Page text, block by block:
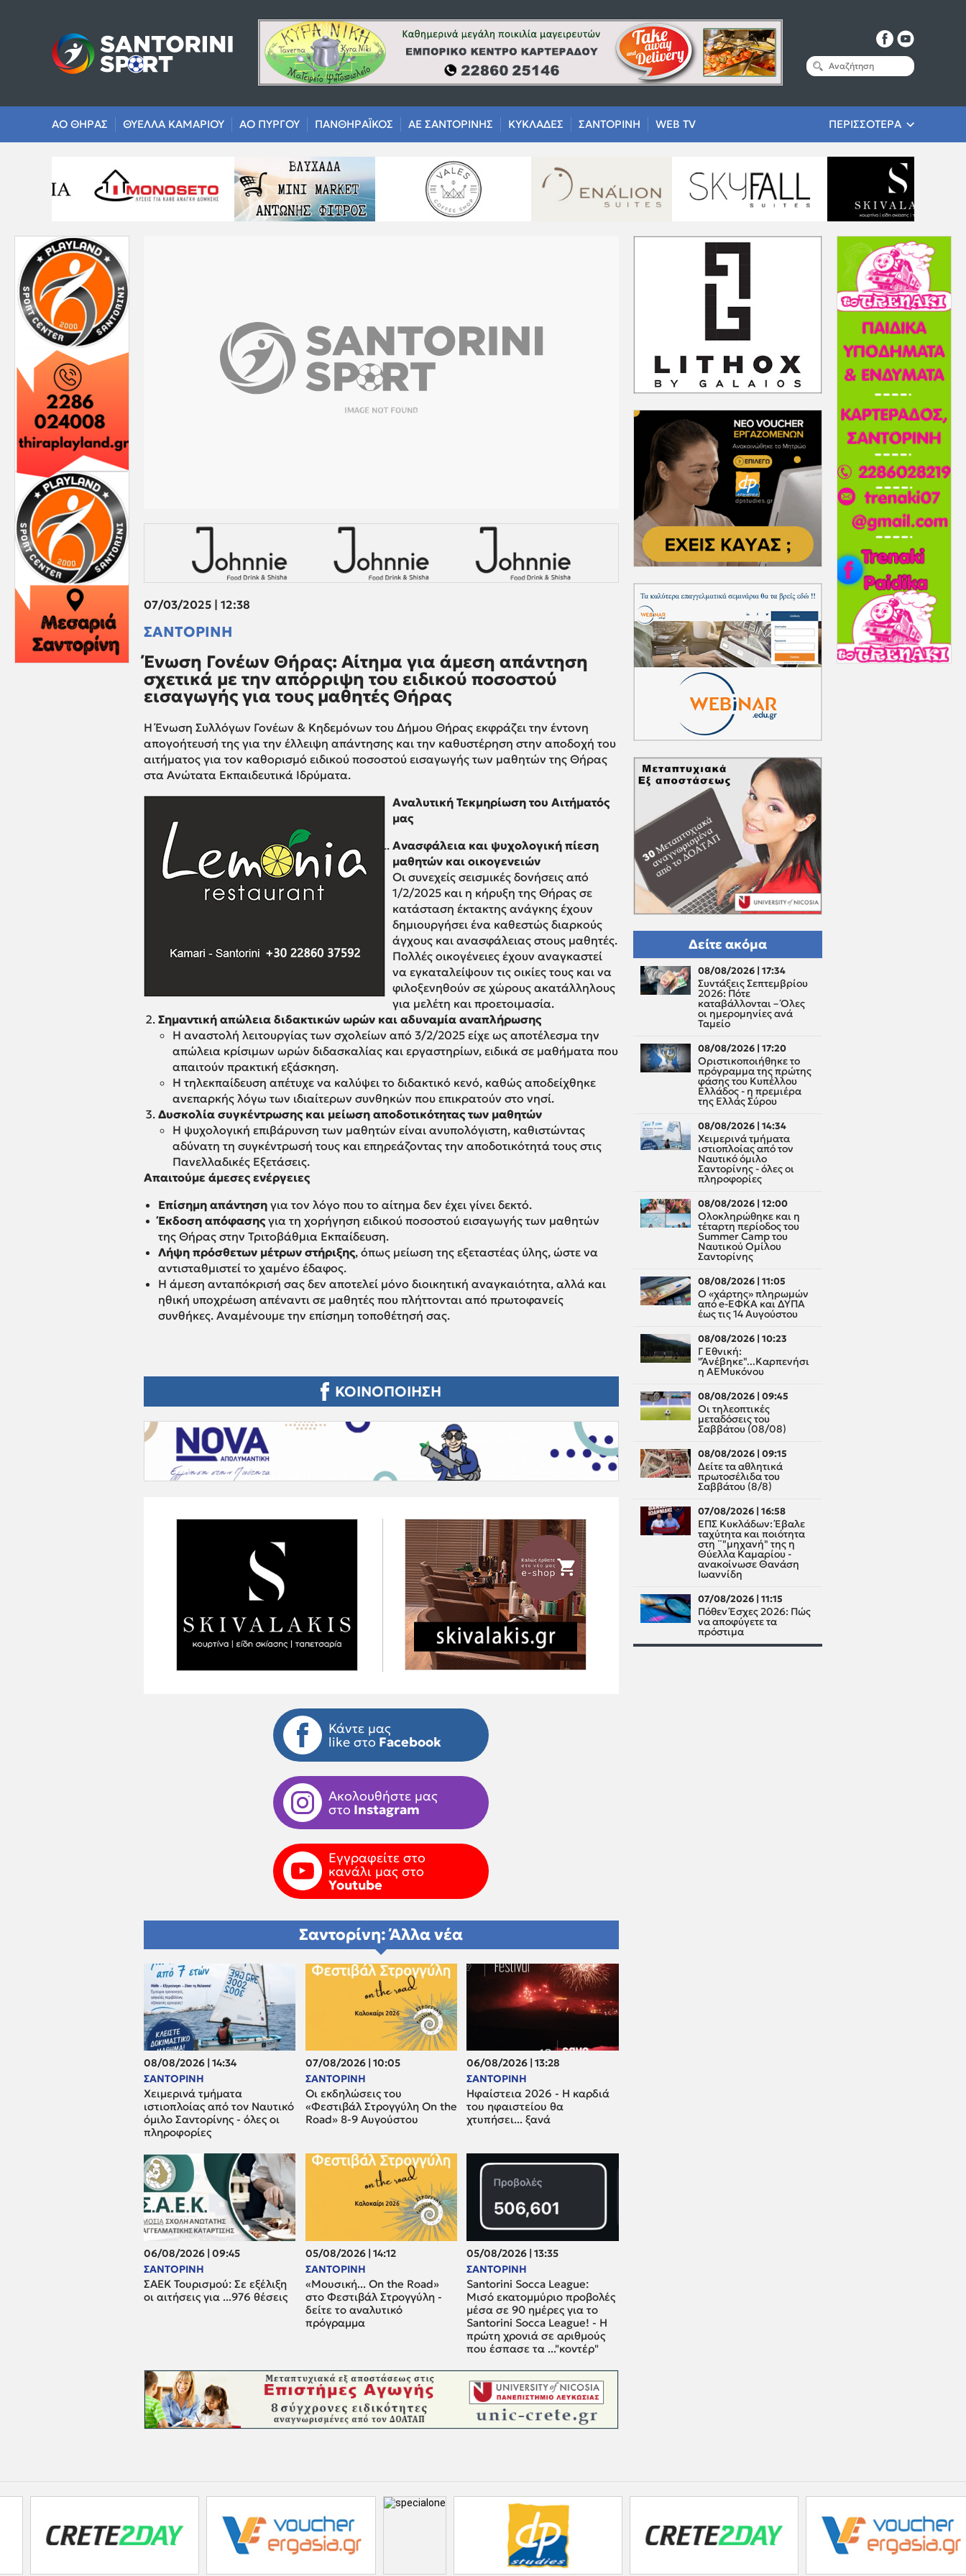
ΑΟ ΘΗΡΑΣ ΘΥΕΛΛΑ ΚΑΜΑΡΙΟΥ ΑΟ ΠΥΡΓΟΥ ΠΑΝΘΗΡΑΪΚΟΣ ΑΕ ΣΑΝΤΟΡΙΝΗΣ ΚΥΚΛΑΔΕΣ ΣΑΝΤΟΡΙΝΗ WEB TV ΠΕΡΙΣΣΟΤΕΡΑ
07/03/2025 | 12:38
ΣΑΝΤΟΡΙΝΗ
Ένωση Γονέων Θήρας: Αίτημα για άμεση απάντηση
σχετικά με την απόρριψη του ειδικού ποσοστού
εισαγωγής για τους μαθητές Θήρας
Η Ένωση Συλλόγων Γονέων & Κηδεμόνων του Δήμου Θήρας εκφράζει την έντονη
απογοήτευσή της για την έλλειψη απάντησης και την καθυστέρηση στην αποδοχή του
αιτήματος για τον καθορισμό ειδικού ποσοστού εισαγωγής των μαθητών της Θήρας
στα Ανώτατα Εκπαιδευτικά Ιδρύματα.
Αναλυτική Τεκμηρίωση του Αιτήματός
μας
Ανασφάλεια και ψυχολογική πίεση
μαθητών και οικογενειών
Οι συνεχείς σεισμικές δονήσεις από
1/2/2025 και η κήρυξη της Θήρας σε
κατάσταση έκτακτης ανάγκης έχουν
δημιουργήσει ένα καθεστώς διαρκούς
άγχους και ανασφάλειας στους μαθητές.
Πολλές οικογένειες έχουν αναγκαστεί
να εγκαταλείψουν τις οικίες τους και να
φιλοξενηθούν σε χώρους ακατάλληλους
για μελέτη και προετοιμασία.
Σημαντική απώλεια διδακτικών ωρών και αδυναμία αναπλήρωσης
Η αναστολή λειτουργίας των σχολείων από 3/2/2025 είχε ως αποτέλεσμα την
απώλεια κρίσιμων ωρών διδασκαλίας και εργαστηρίων, ειδικά σε μαθήματα που
απαιτούν πρακτική εξάσκηση.
Η τηλεκπαίδευση απέτυχε να καλύψει το διδακτικό κενό, καθώς αποδείχθηκε
ανεπαρκής λόγω των ιδιαίτερων συνθηκών που επικρατούν στο νησί.
Δυσκολία συγκέντρωσης και μείωση αποδοτικότητας των μαθητών
Η ψυχολογική επιβάρυνση των μαθητών είναι ανυπολόγιστη, καθιστώντας
αδύνατη τη συγκέντρωσή τους και επηρεάζοντας την αποδοτικότητά τους στις
Πανελλαδικές Εξετάσεις.
Απαιτούμε άμεσες ενέργειες
Επίσημη απάντηση για τον λόγο που το αίτημα δεν έχει γίνει δεκτό.
Έκδοση απόφασης για τη χορήγηση ειδικού ποσοστού εισαγωγής των μαθητών
της Θήρας στην Τριτοβάθμια Εκπαίδευση.
Λήψη πρόσθετων μέτρων στήριξης, όπως μείωση της εξεταστέας ύλης, ώστε να
αντισταθμιστεί το χαμένο έδαφος.
Η άμεση ανταπόκρισή σας δεν αποτελεί μόνο διοικητική αναγκαιότητα, αλλά και
ηθική υποχρέωση απέναντι σε μαθητές που πλήττονται από πρωτοφανείς
συνθήκες. Αναμένουμε την επίσημη τοποθέτησή σας.
ΚΟΙΝΟΠΟΙΗΣΗ
Κάντε μας
like στο Facebook
Ακολουθήστε μας
στο Instagram
Εγγραφείτε στο
κανάλι μας στο
Youtube
Σαντορίνη: Άλλα νέα
08/08/2026 | 14:34
ΣΑΝΤΟΡΙΝΗ
Χειμερινά τμήματα
ιστιοπλοίας από τον Ναυτικό
όμιλο Σαντορίνης - όλες οι
πληροφορίες
07/08/2026 | 10:05
ΣΑΝΤΟΡΙΝΗ
Οι εκδηλώσεις του
«Φεστιβάλ Στρογγύλη On the
Road» 8-9 Αυγούστου
06/08/2026 | 13:28
ΣΑΝΤΟΡΙΝΗ
Ηφαίστεια 2026 - Η καρδιά
του ηφαιστείου θα
χτυπήσει... ξανά
06/08/2026 | 09:45
ΣΑΝΤΟΡΙΝΗ
ΣΑΕΚ Τουρισμού: Σε εξέλιξη
οι αιτήσεις για ...976 θέσεις
05/08/2026 | 14:12
ΣΑΝΤΟΡΙΝΗ
«Μουσική... On the Road»
στο Φεστιβάλ Στρογγύλη -
δείτε το αναλυτικό
πρόγραμμα
05/08/2026 | 13:35
ΣΑΝΤΟΡΙΝΗ
Santorini Socca League:
Μισό εκατομμύριο προβολές
μέσα σε 90 ημέρες για το
Santorini Socca League! - Η
πρώτη χρονιά σε αριθμούς
που έσπασε τα ..."κοντέρ"
Δείτε ακόμα
08/08/2026 | 17:34
Συντάξεις Σεπτεμβρίου
2026: Πότε
καταβάλλονται – Όλες
οι ημερομηνίες ανά
Ταμείο
08/08/2026 | 17:20
Οριστικοποιήθηκε το
πρόγραμμα της πρώτης
φάσης του Κυπέλλου
Ελλάδος - η πρεμιέρα
της Ελλάς Σύρου
08/08/2026 | 14:34
Χειμερινά τμήματα
ιστιοπλοίας από τον
Ναυτικό όμιλο
Σαντορίνης - όλες οι
πληροφορίες
08/08/2026 | 12:00
Oλοκληρώθηκε και η
τέταρτη περίοδος του
Summer Camp του
Ναυτικού Ομίλου
Σαντορίνης
08/08/2026 | 11:05
Ο «χάρτης» πληρωμών
από e-ΕΦΚΑ και ΔΥΠΑ
έως τις 14 Αυγούστου
08/08/2026 | 10:23
Γ Εθνική:
"Άνέβηκε"...Καρπενήσι
η ΑΕΜυκόνου
08/08/2026 | 09:45
Οι τηλεοπτικές
μεταδόσεις του
Σαββάτου (08/08)
08/08/2026 | 09:15
Δείτε τα αθλητικά
πρωτοσέλιδα του
Σαββάτου (8/8)
07/08/2026 | 16:58
ΕΠΣ Κυκλάδων: Έβαλε
ταχύτητα και ποιότητα
στη ¨"μηχανή" της η
Θύελλα Καμαρίου -
ανακοίνωσε Θανάση
Ιωαννίδη
07/08/2026 | 11:15
Πόθεν Έσχες 2026: Πώς
να αποφύγετε τα
πρόστιμα